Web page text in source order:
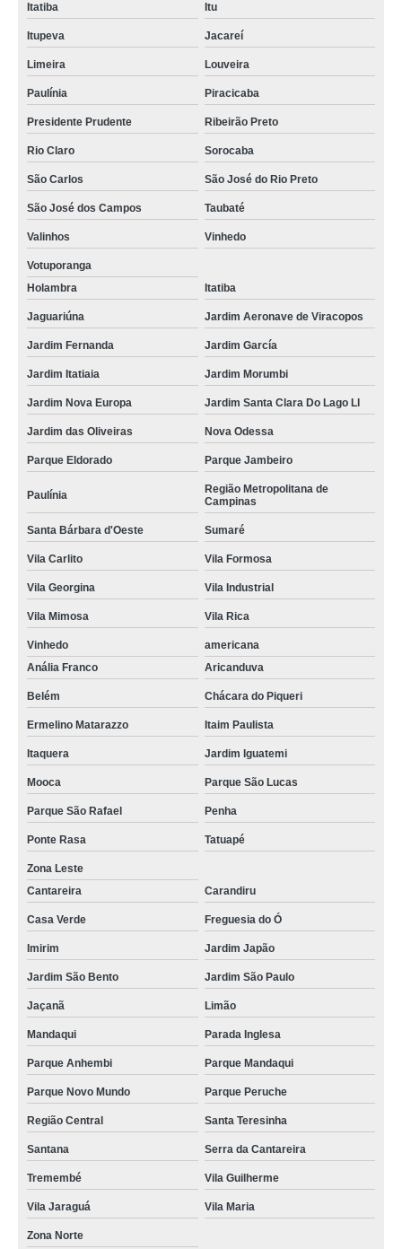
Itatiba Itu
Itupeva Jacareí
Limeira Louveira
Paulínia Piracicaba
Presidente Prudente Ribeirão Preto
Rio Claro Sorocaba
São Carlos São José do Rio Preto
São José dos Campos Taubaté
Valinhos Vinhedo
Votuporanga
Holambra
Itatiba
Jaguariúna Jardim Aeronave de Viracopos
Jardim Fernanda Jardim García
Jardim Itatiaia Jardim Morumbi
Jardim Nova Europa Jardim Santa Clara Do Lago Ll
Jardim das Oliveiras Nova Odessa
Parque Eldorado Parque Jambeiro
Paulínia
Região Metropolitana de
Campinas
Santa Bárbara d'Oeste Sumaré
Vila Carlito Vila Formosa
Vila Georgina Vila Industrial
Vila Mimosa Vila Rica
Vinhedo
americana
Anália Franco
Aricanduva
Belém Chácara do Piqueri
Ermelino Matarazzo Itaim Paulista
Itaquera Jardim Iguatemi
Mooca Parque São Lucas
Parque São Rafael Penha
Ponte Rasa Tatuapé
Zona Leste
Cantareira
Carandiru
Casa Verde Freguesia do Ó
Imirim Jardim Japão
Jardim São Bento Jardim São Paulo
Jaçanã Limão
Mandaqui Parada Inglesa
Parque Anhembi Parque Mandaqui
Parque Novo Mundo Parque Peruche
Região Central Santa Teresinha
Santana Serra da Cantareira
Tremembé Vila Guilherme
Vila Jaraguá Vila Maria
Zona Norte